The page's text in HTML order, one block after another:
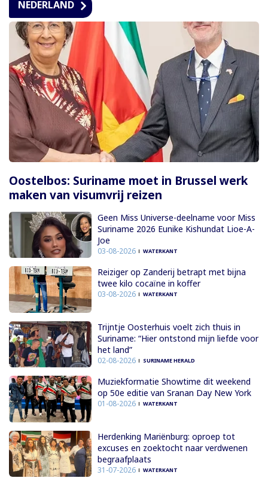
NEDERLAND
Oostelbos: Suriname moet in Brussel werk
maken van visumvrij reizen
Geen Miss Universe-deelname voor Miss
Suriname 2026 Eunike Kishundat Lioe-A-
Joe
03-08-2026 WATERKANT
Reiziger op Zanderij betrapt met bijna
twee kilo cocaïne in koffer
03-08-2026 WATERKANT
Trijntje Oosterhuis voelt zich thuis in
Suriname: “Hier ontstond mijn liefde voor
het land”
02-08-2026 SURINAME HERALD
Muziekformatie Showtime dit weekend
op 50e editie van Sranan Day New York
01-08-2026 WATERKANT
Herdenking Mariënburg: oproep tot
excuses en zoektocht naar verdwenen
begraafplaats
31-07-2026 WATERKANT